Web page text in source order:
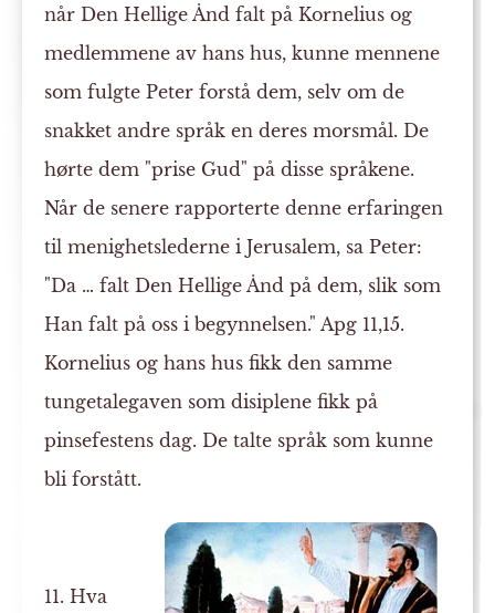
når Den Hellige Ånd falt på Kornelius og
medlemmene av hans hus, kunne mennene
som fulgte Peter forstå dem, selv om de
snakket andre språk en deres morsmål. De
hørte dem "prise Gud" på disse språkene.
Når de senere rapporterte denne erfaringen
til menighetslederne i Jerusalem, sa Peter:
"Da … falt Den Hellige Ånd på dem, slik som
Han falt på oss i begynnelsen." Apg 11,15.
Kornelius og hans hus fikk den samme
tungetalegaven som disiplene fikk på
pinsefestens dag. De talte språk som kunne
bli forstått.
11. Hva